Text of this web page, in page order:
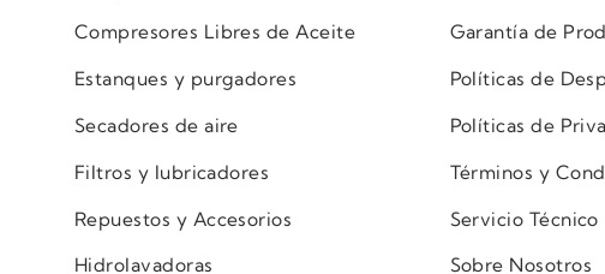
Compresores Libres de Aceite
Estanques y purgadores
Secadores de aire
Filtros y lubricadores
Repuestos y Accesorios
Hidrolavadoras
Garantía de
Políticas de
Políticas de
Términos y
Servicio Técnico
Sobre Nosotros